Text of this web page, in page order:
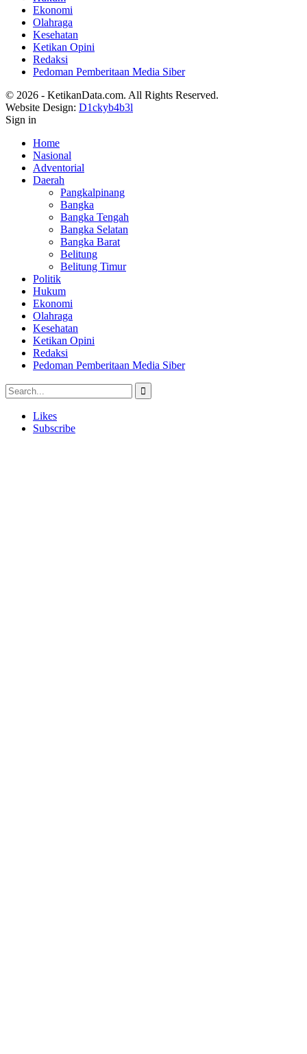
Ekonomi
Olahraga
Kesehatan
Ketikan Opini
Redaksi
Pedoman Pemberitaan Media Siber
© 2026 - KetikanData.com. All Rights Reserved.
Website Design: D1ckyb4b3l
Sign in
Home
Nasional
Adventorial
Daerah
Pangkalpinang
Bangka
Bangka Tengah
Bangka Selatan
Bangka Barat
Belitung
Belitung Timur
Politik
Hukum
Ekonomi
Olahraga
Kesehatan
Ketikan Opini
Redaksi
Pedoman Pemberitaan Media Siber
Likes
Subscribe